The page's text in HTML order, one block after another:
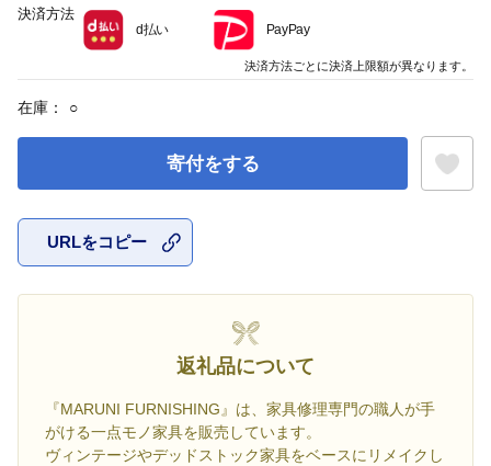
在庫： ○
寄付をする
URLをコピー
返礼品について
『MARUNI FURNISHING』は、家具修理専門の職人が手
がける一点モノ家具を販売しています。
ヴィンテージやデッドストック家具をベースにリメイクし
決済方法
d払い PayPay
決済方法ごとに決済上限額が異なります。